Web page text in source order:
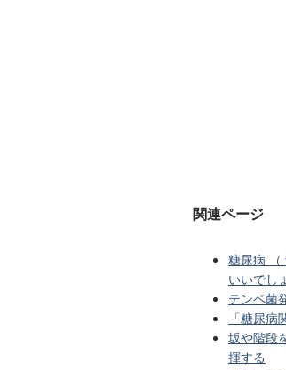
関連ページ
糖尿病 （
いいでし
テンペ菌
「糖尿
坂や階段
揮する